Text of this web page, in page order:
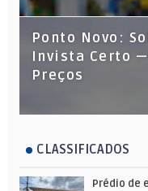
Ponto Novo:
Invista Certo
Preços
CLASSIFICADOS
Prédio de